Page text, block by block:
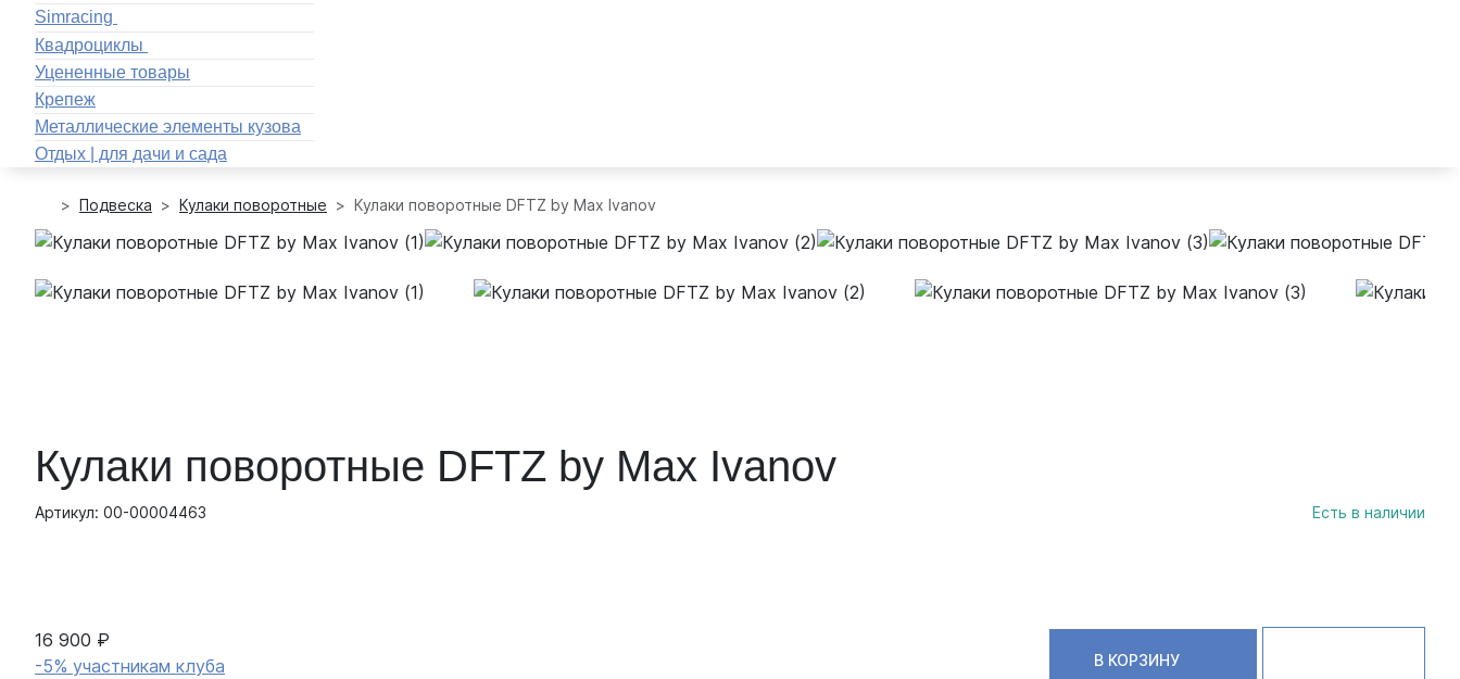
Simracing
Квадроциклы
Уцененные товары
Крепеж
Металлические элементы кузова
Отдых | для дачи и сада
Подвеска Кулаки поворотные Кулаки поворотные DFTZ by Max Ivanov
Кулаки поворотные DFTZ by Max Ivanov
Артикул: 00-00004463 Есть в наличии
16 900 ₽
-5% участникам клуба
В КОРЗИНУ